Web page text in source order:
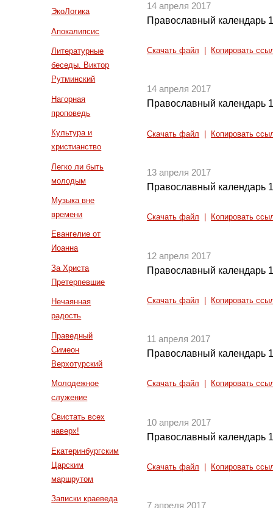
ЭкоЛогика
Апокалипсис
Литературные
беседы. Виктор
Рутминский
Нагорная
проповедь
Культура и
христианство
Легко ли быть
молодым
Музыка вне
времени
Евангелие от
Иоанна
За Христа
Претерпевшие
Нечаянная
радость
Праведный
Симеон
Верхотурский
Молодежное
служение
Свистать всех
наверх!
Екатеринбургским
Царским
маршрутом
Записки краеведа
14 апреля 2017
Православный календарь
Скачать файл Копировать
14 апреля 2017
Православный календарь
Скачать файл Копировать
13 апреля 2017
Православный календарь
Скачать файл Копировать
12 апреля 2017
Православный календарь
Скачать файл Копировать
11 апреля 2017
Православный календарь
Скачать файл Копировать
10 апреля 2017
Православный календарь
Скачать файл Копировать
7 апреля 2017